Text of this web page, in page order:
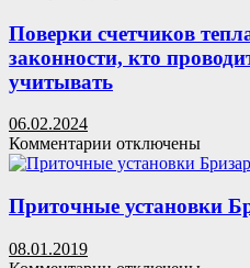
наклейки
и
трафареты
на
Поверки счетчиков
законности, кто
учитывать
06.02.2024
Комментарии к
записи
счетчиков
тепла,
важно
отключены
Приточные установки
08.01.2019